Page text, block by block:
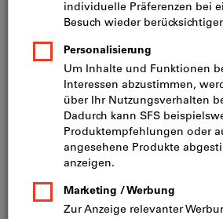
Preis pro 1 Stück
inkl. MwSt. zzgl. Versandkosten
Netto: CHF 297.00
In den Warenkorb